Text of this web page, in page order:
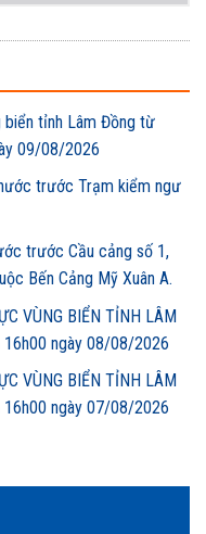
biển tỉnh Lâm Đồng từ
09/08/2026
trước Trạm kiểm ngư
trước Cầu cảng số 1,
Bến Cảng Mỹ Xuân A.
VÙNG BIỂN TỈNH LÂM
ngày 08/08/2026
VÙNG BIỂN TỈNH LÂM
ngày 07/08/2026